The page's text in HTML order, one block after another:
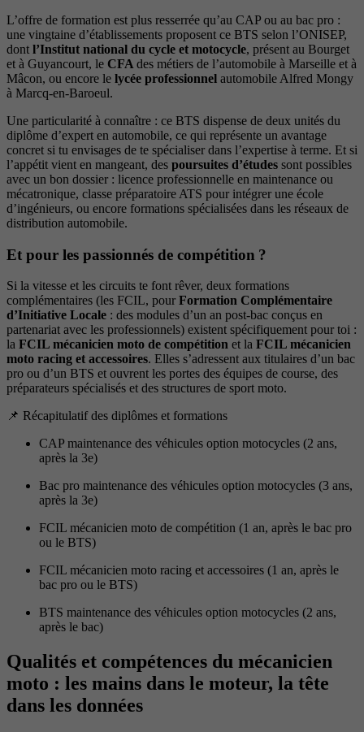
L’offre de formation est plus resserrée qu’au CAP ou au bac pro :
une vingtaine d’établissements proposent ce BTS selon l’ONISEP,
dont l’Institut national du cycle et motocycle, présent au Bourget
et à Guyancourt, le CFA des métiers de l’automobile à Marseille et à
Mâcon, ou encore le lycée professionnel automobile Alfred Mongy
à Marcq-en-Baroeul.
Une particularité à connaître : ce BTS dispense de deux unités du
diplôme d’expert en automobile, ce qui représente un avantage
concret si tu envisages de te spécialiser dans l’expertise à terme. Et si
l’appétit vient en mangeant, des poursuites d’études sont possibles
avec un bon dossier : licence professionnelle en maintenance ou
mécatronique, classe préparatoire ATS pour intégrer une école
d’ingénieurs, ou encore formations spécialisées dans les réseaux de
distribution automobile.
Et pour les passionnés de compétition ?
Si la vitesse et les circuits te font rêver, deux formations
complémentaires (les FCIL, pour Formation Complémentaire
d’Initiative Locale : des modules d’un an post-bac conçus en
partenariat avec les professionnels) existent spécifiquement pour toi :
la FCIL mécanicien moto de compétition et la FCIL mécanicien
moto racing et accessoires. Elles s’adressent aux titulaires d’un bac
pro ou d’un BTS et ouvrent les portes des équipes de course, des
préparateurs spécialisés et des structures de sport moto.
📌 Récapitulatif des diplômes et formations
CAP maintenance des véhicules option motocycles (2 ans,
après la 3e)
Bac pro maintenance des véhicules option motocycles (3 ans,
après la 3e)
FCIL mécanicien moto de compétition (1 an, après le bac pro
ou le BTS)
FCIL mécanicien moto racing et accessoires (1 an, après le
bac pro ou le BTS)
BTS maintenance des véhicules option motocycles (2 ans,
après le bac)
Qualités et compétences du mécanicien
moto : les mains dans le moteur, la tête
dans les données